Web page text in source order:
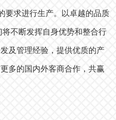
要求进行生产。以卓越的品质
不断发挥自身优势和整合行
及管理经验，提供优质的产
多的国内外客商合作，共赢